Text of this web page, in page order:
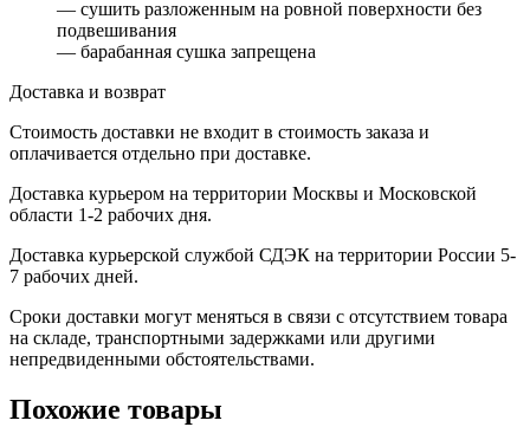
— сушить разложенным на ровной поверхности без
подвешивания
— барабанная сушка запрещена
Доставка и возврат
Стоимость доставки не входит в стоимость заказа и
оплачивается отдельно при доставке.
Доставка курьером на территории Москвы и Московской
области 1-2 рабочих дня.
Доставка курьерской службой СДЭК на территории России 5-
7 рабочих дней.
Сроки доставки могут меняться в связи с отсутствием товара
на складе, транспортными задержками или другими
непредвиденными обстоятельствами.
Похожие товары